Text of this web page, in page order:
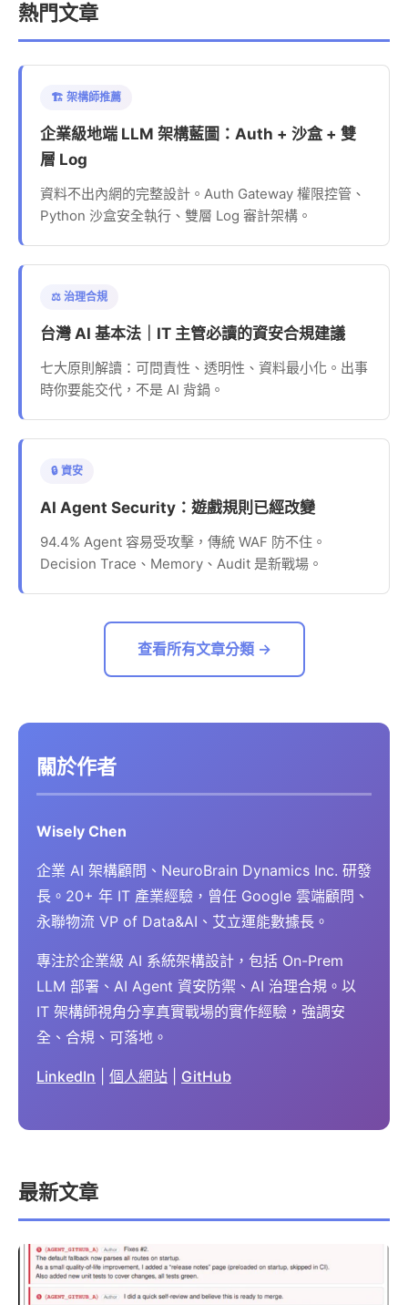
熱門文章
🏗️ 架構師推薦
企業級地端 LLM 架構藍圖：Auth + 沙盒 + 雙
層 Log
資料不出內網的完整設計。Auth Gateway 權限控管、
Python 沙盒安全執行、雙層 Log 審計架構。
⚖️ 治理合規
台灣 AI 基本法｜IT 主管必讀的資安合規建議
七大原則解讀：可問責性、透明性、資料最小化。出事
時你要能交代，不是 AI 背鍋。
🔒 資安
AI Agent Security：遊戲規則已經改變
94.4% Agent 容易受攻擊，傳統 WAF 防不住。
Decision Trace、Memory、Audit 是新戰場。
查看所有文章分類 →
關於作者
Wisely Chen
企業 AI 架構顧問、NeuroBrain Dynamics Inc. 研發
長。20+ 年 IT 產業經驗，曾任 Google 雲端顧問、
永聯物流 VP of Data&AI、艾立運能數據長。
專注於企業級 AI 系統架構設計，包括 On-Prem
LLM 部署、AI Agent 資安防禦、AI 治理合規。以
IT 架構師視角分享真實戰場的實作經驗，強調安
全、合規、可落地。
LinkedIn 個人網站 GitHub
最新文章